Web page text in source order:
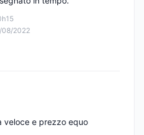
08/2022
veloce e prezzo equo